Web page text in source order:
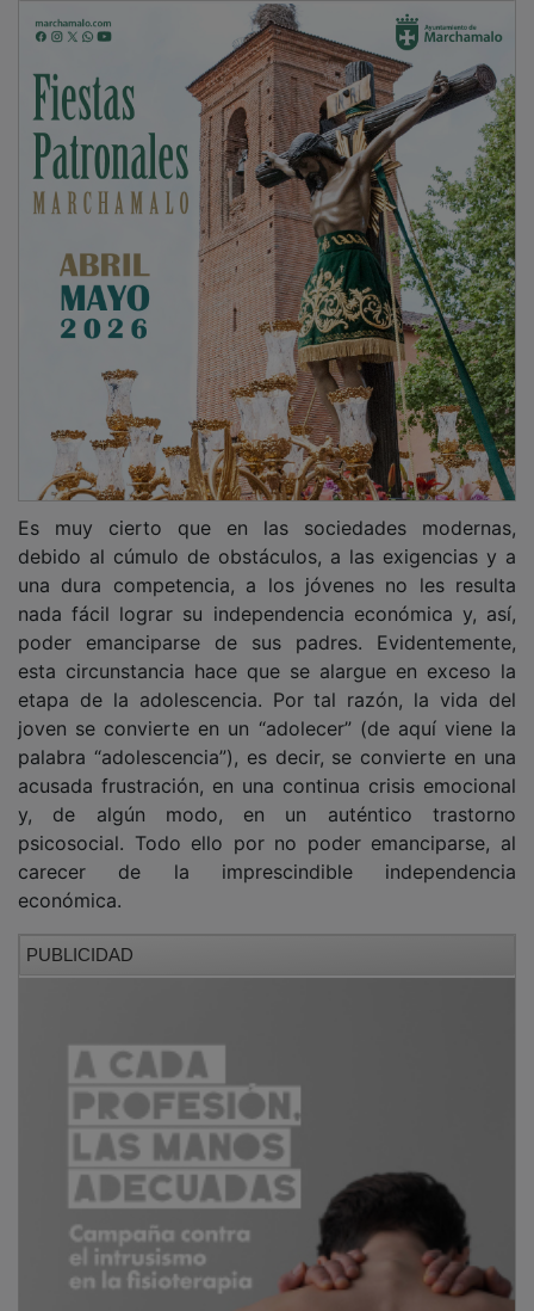
debido al cúmulo de obstáculos, a las exigencias y a
una dura competencia, a los jóvenes no les resulta
nada fácil lograr su independencia económica y, así,
poder emanciparse de sus padres. Evidentemente,
esta circunstancia hace que se alargue en exceso la
etapa de la adolescencia. Por tal razón, la vida del
joven se convierte en un “adolecer” (de aquí viene la
palabra “adolescencia”), es decir, se convierte en una
acusada frustración, en una continua crisis emocional
y, de algún modo, en un auténtico trastorno
psicosocial. Todo ello por no poder emanciparse, al
carecer de la imprescindible independencia
económica.